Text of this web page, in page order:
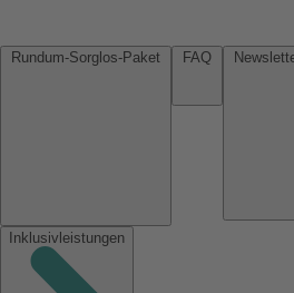
Inklusivleistungen